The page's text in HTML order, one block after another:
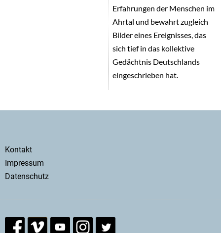
Erfahrungen der Menschen im
Ahrtal und bewahrt zugleich
Bilder eines Ereignisses, das
sich tief in das kollektive
Gedächtnis Deutschlands
eingeschrieben hat.
Secondary
menu
Kontakt
Impressum
Datenschutz